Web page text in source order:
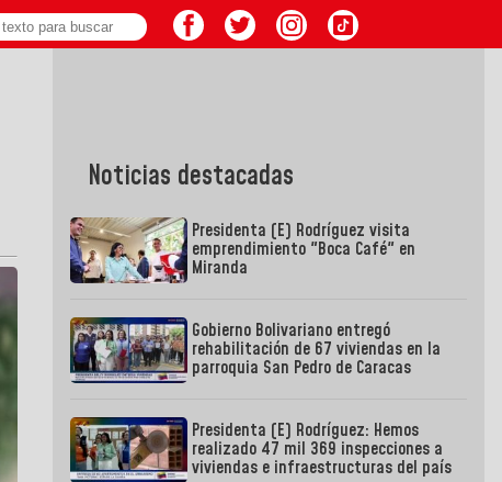
Noticias destacadas
Presidenta (E) Rodríguez visita
emprendimiento "Boca Café" en
Miranda
Gobierno Bolivariano entregó
rehabilitación de 67 viviendas en la
parroquia San Pedro de Caracas
Presidenta (E) Rodríguez: Hemos
realizado 47 mil 369 inspecciones a
viviendas e infraestructuras del país